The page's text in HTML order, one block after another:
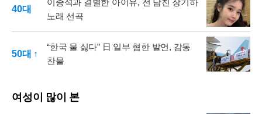
40대
이종석과 결별한 아이유, 전 남친 장기하
노래 선곡
50대 ↑
“한국 물 싫다” 日 일부 혐한 발언, 감동
찬물
여성이 많이 본